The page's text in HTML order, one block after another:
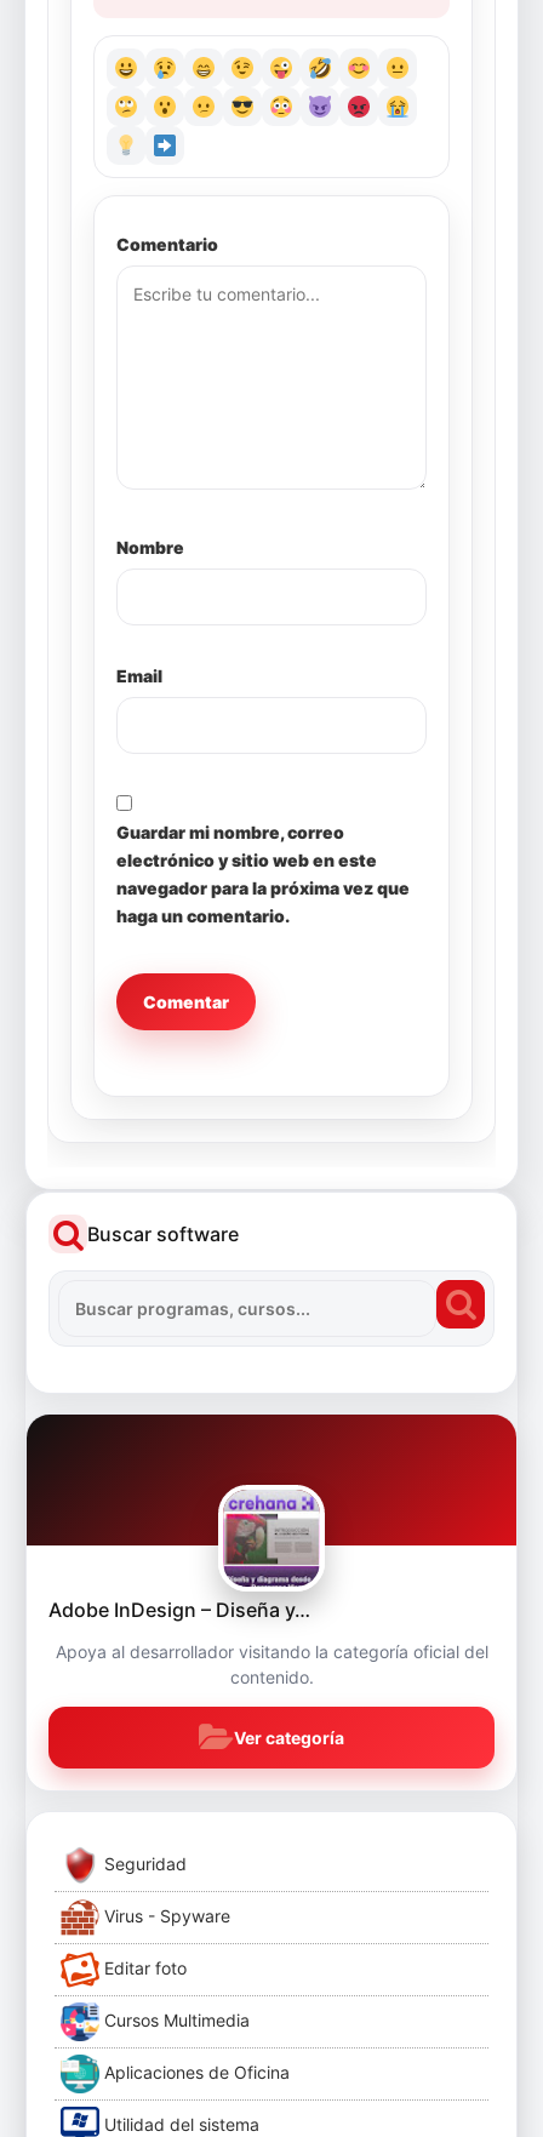
Comentario
Nombre
Email
Guardar mi nombre, correo
electrónico y sitio web en este
navegador para la próxima vez que
haga un comentario.
Buscar software
Adobe InDesign – Diseña y…
Apoya al desarrollador visitando la categoría oficial del
contenido.
Ver categoría
Seguridad
Virus - Spyware
Editar foto
Cursos Multimedia
Aplicaciones de Oficina
Utilidad del sistema